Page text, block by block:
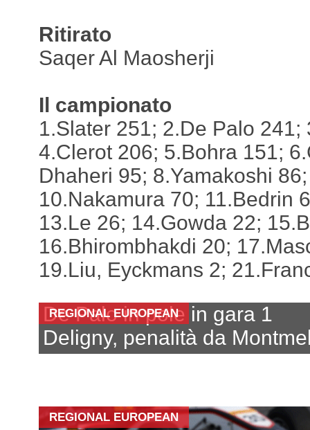
Ritirato
Saqer Al Maosherji
Il campionato
1.Slater 251; 2.De Palo 241;
4.Clerot 206; 5.Bohra 151;
Dhaheri 95; 8.Yamakoshi
10.Nakamura 70; 11.Bedrin
13.Le 26; 14.Gowda 22;
16.Bhirombhakdi 20;
19.Liu, Eyckmans 2;
REGIONAL EUROPEAN
De Palo in pole in gara 1
Deligny, penalità da
REGIONAL EUROPEAN